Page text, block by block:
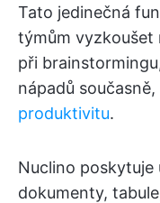
Tato jedinečná
týmům vyzkoušet
při
nápadů současně,
produktivitu.
Nuclino poskytuje
dokumenty,